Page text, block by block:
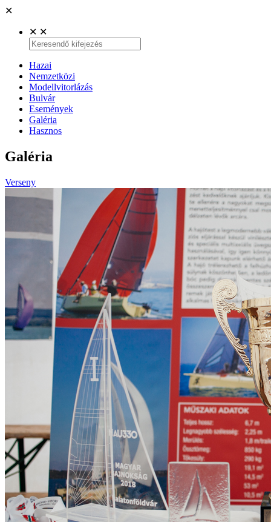
✕
✕ ✕
Hazai
Nemzetközi
Modellvitorlázás
Bulvár
Események
Galéria
Hasznos
Galéria
Verseny